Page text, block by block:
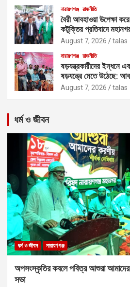
নারায়ণগঞ্জ রাজনীতি
বৈরী আবহাওয়া উপেক্ষা
কটূক্তির প্রতিবাদে
August 7, 2026 talas
নারায়ণগঞ্জ রাজনীতি
ষড়যন্ত্রকারীদের ইন্ধনে
ষড়যন্ত্রে মেতে উঠেছে:
August 7, 2026 talas
ধর্ম ও জীবন
ধর্ম ও জীবন নারায়ণগঞ্জ
অপসংস্কৃতির কবলে পবিত্র আশুরা আমাদের
সভা